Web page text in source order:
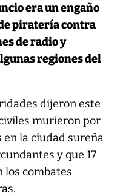
era un engaño
piratería contra
de radio y
regiones del
dijeron este
murieron por
en la ciudad sureña
y que 17
los combates